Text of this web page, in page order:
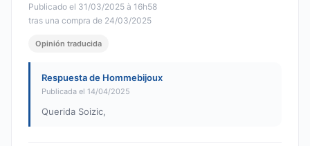
Publicado el 31/03/2025 à 16h58
tras una compra de 24/03/2025
Opinión traducida
Respuesta de Hommebijoux
Publicada el 14/04/2025
Querida Soizic,